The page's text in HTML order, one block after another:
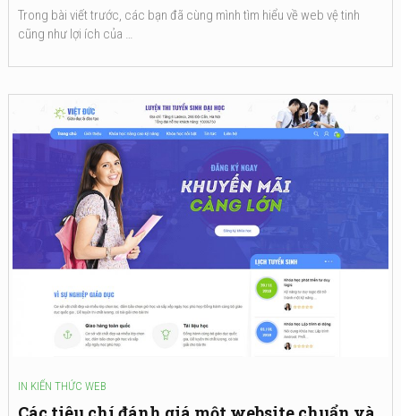
Trong bài viết trước, các bạn đã cùng mình tìm hiểu về web vệ tinh
cũng như lợi ích của …
IN KIẾN THỨC WEB